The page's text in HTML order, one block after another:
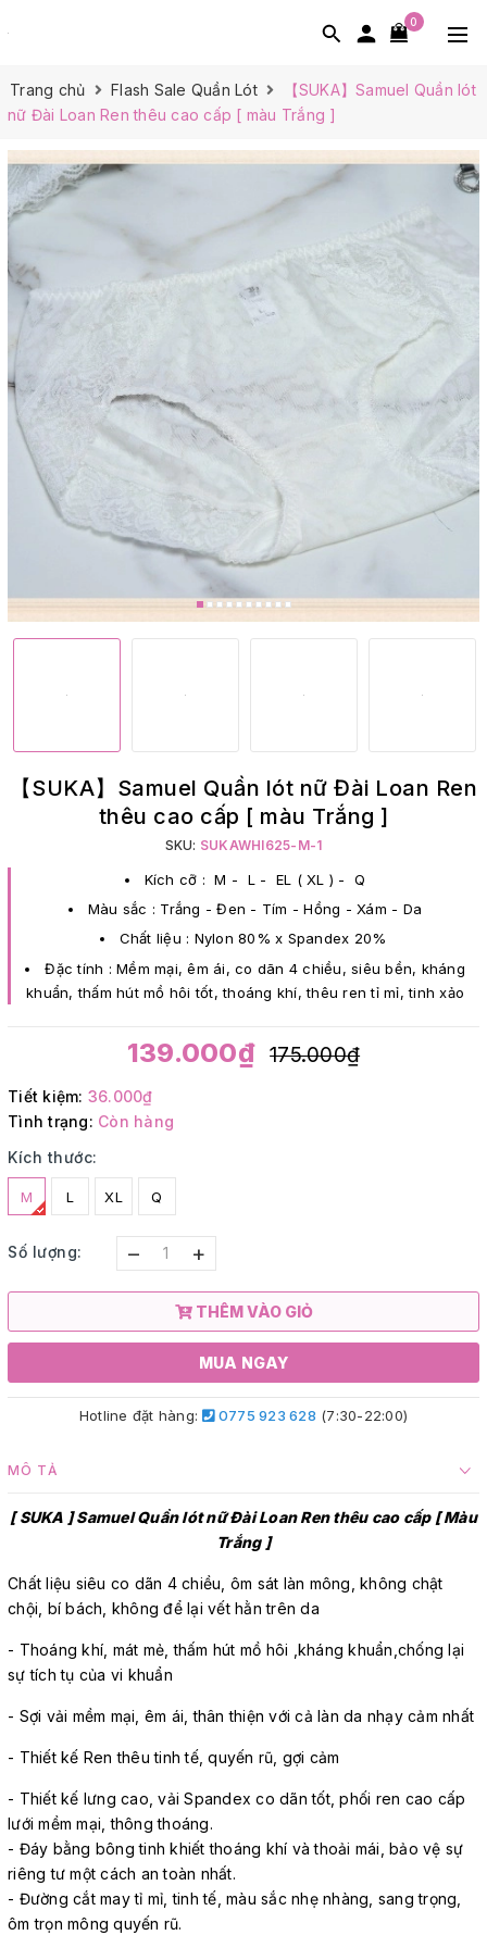
0
Trang chủ Flash Sale Quần Lót
【SUKA】Samuel Quần lót
nữ Đài Loan Ren thêu cao cấp [ màu Trắng ]
【SUKA】Samuel Quần lót nữ Đài Loan Ren
thêu cao cấp [ màu Trắng ]
SKU: SUKAWHI625-M-1
Kích cỡ : M - L - EL ( XL ) - Q
Màu sắc : Trắng - Đen - Tím - Hồng - Xám - Da
Chất liệu : Nylon 80% x Spandex 20%
Đặc tính : Mềm mại, êm ái, co dãn 4 chiều, siêu bền, kháng
khuẩn, thấm hút mồ hôi tốt, thoáng khí, thêu ren tỉ mỉ, tinh xảo
139.000₫ 175.000₫
Tiết kiệm: 36.000₫
Tình trạng: Còn hàng
Kích thước:
M L XL Q
Số lượng: – +
THÊM VÀO GIỎ
MUA NGAY
Hotline đặt hàng: 0775 923 628 (7:30-22:00)
MÔ TẢ
[ SUKA ] Samuel Quần lót nữ Đài Loan Ren thêu cao cấp [ Màu
Trắng ]
Chất liệu siêu co dãn 4 chiều, ôm sát làn mông, không chật
chội, bí bách, không để lại vết hằn trên da
- Thoáng khí, mát mẻ, thấm hút mồ hôi ,kháng khuẩn,chống lại
sự tích tụ của vi khuẩn
- Sợi vải mềm mại, êm ái, thân thiện với cả làn da nhạy cảm nhất
- Thiết kế Ren thêu tinh tế, quyến rũ, gợi cảm
- Thiết kế lưng cao, vải Spandex co dãn tốt, phối ren cao cấp
lưới mềm mại, thông thoáng.
- Đáy bằng bông tinh khiết thoáng khí và thoải mái, bảo vệ sự
riêng tư một cách an toàn nhất.
- Đường cắt may tỉ mỉ, tinh tế, màu sắc nhẹ nhàng, sang trọng,
ôm trọn mông quyến rũ.